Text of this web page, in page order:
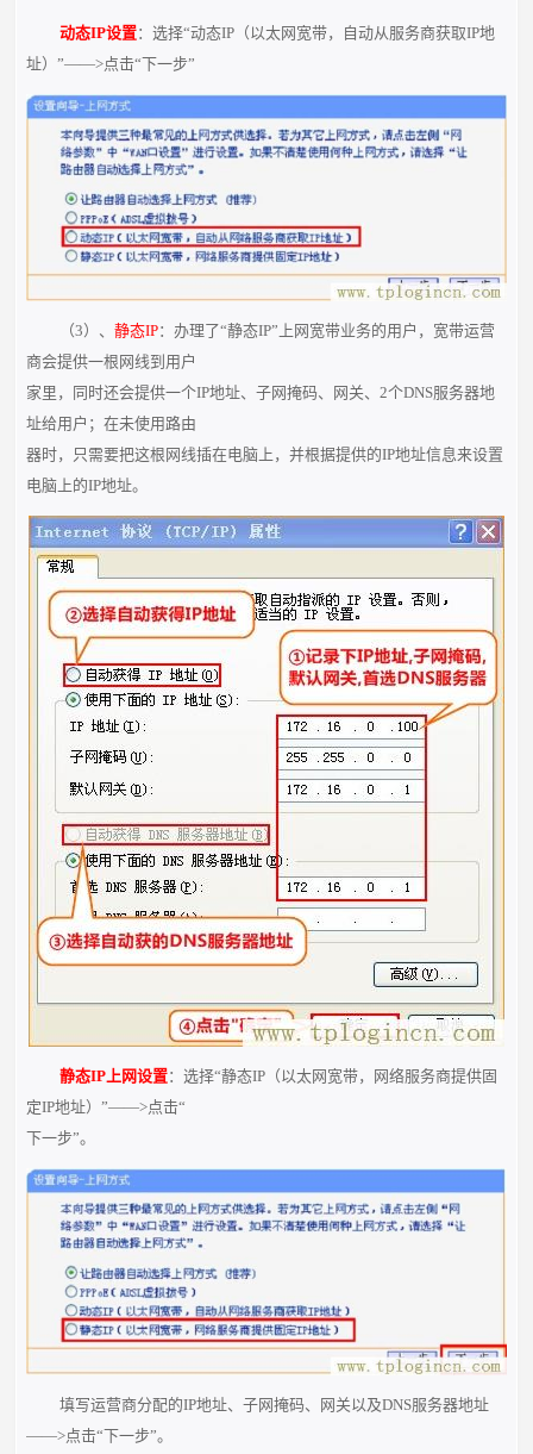
动态IP设置：选择“动态IP（以太网宽带，自动从服务商获取IP地
址）”——>点击“下一步”
（3）、 静态IP：办理了“静态IP”上网宽带业务的用户，宽带运营
商会提供一根网线到用户
家里，同时还会提供一个IP地址、子网掩码、网关、2个DNS服务器地
址给用户；在未使用路由
器时，只需要把这根网线插在电脑上，并根据提供的IP地址信息来设置
电脑上的IP地址。
静态IP上网设置：选择“静态IP（以太网宽带，网络服务商提供固
定IP地址）”——>点击“
下一步”。
填写运营商分配的IP地址、子网掩码、网关以及DNS服务器地址
——>点击“下一步”。